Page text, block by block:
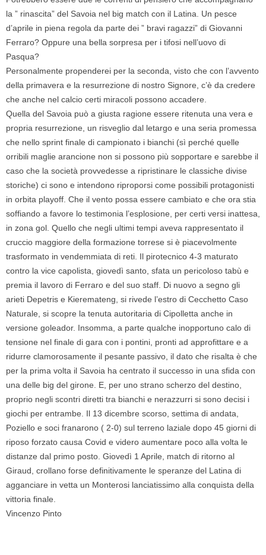
la ” rinascita” del Savoia nel big match con il Latina. Un pesce
d’aprile in piena regola da parte dei ” bravi ragazzi” di Giovanni
Ferraro? Oppure una bella sorpresa per i tifosi nell’uovo di
Pasqua?
Personalmente propenderei per la seconda, visto che con l’avvento
della primavera e la resurrezione di nostro Signore, c’è da credere
che anche nel calcio certi miracoli possono accadere.
Quella del Savoia può a giusta ragione essere ritenuta una vera e
propria resurrezione, un risveglio dal letargo e una seria promessa
che nello sprint finale di campionato i bianchi (sì perché quelle
orribili maglie arancione non si possono più sopportare e sarebbe il
caso che la società provvedesse a ripristinare le classiche divise
storiche) ci sono e intendono riproporsi come possibili protagonisti
in orbita playoff. Che il vento possa essere cambiato e che ora stia
soffiando a favore lo testimonia l’esplosione, per certi versi inattesa,
in zona gol. Quello che negli ultimi tempi aveva rappresentato il
cruccio maggiore della formazione torrese si è piacevolmente
trasformato in vendemmiata di reti. Il pirotecnico 4-3 maturato
contro la vice capolista, giovedì santo, sfata un pericoloso tabù e
premia il lavoro di Ferraro e del suo staff. Di nuovo a segno gli
arieti Depetris e Kieremateng, si rivede l’estro di Cecchetto Caso
Naturale, si scopre la tenuta autoritaria di Cipolletta anche in
versione goleador. Insomma, a parte qualche inopportuno calo di
tensione nel finale di gara con i pontini, pronti ad approfittare e a
ridurre clamorosamente il pesante passivo, il dato che risalta è che
per la prima volta il Savoia ha centrato il successo in una sfida con
una delle big del girone. E, per uno strano scherzo del destino,
proprio negli scontri diretti tra bianchi e nerazzurri si sono decisi i
giochi per entrambe. Il 13 dicembre scorso, settima di andata,
Poziello e soci franarono ( 2-0) sul terreno laziale dopo 45 giorni di
riposo forzato causa Covid e videro aumentare poco alla volta le
distanze dal primo posto. Giovedì 1 Aprile, match di ritorno al
Giraud, crollano forse definitivamente le speranze del Latina di
agganciare in vetta un Monterosi lanciatissimo alla conquista della
vittoria finale.
Vincenzo Pinto